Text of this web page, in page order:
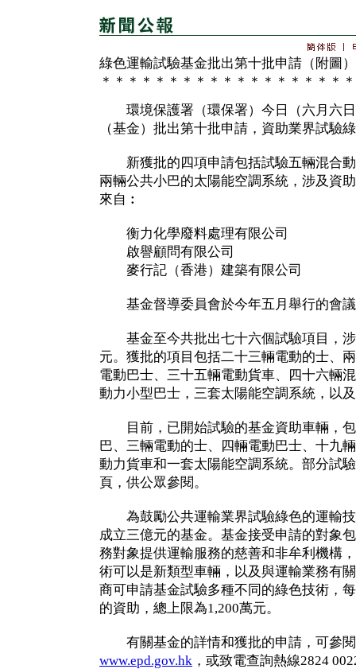
綠色運輸試驗基金批出第十批申請（附圖）
＊＊＊＊＊＊＊＊＊＊＊＊＊＊＊＊＊＊＊
環境保護署（環保署）今日（六月六日
（基金）批出第十批申請，資助業界試驗
新獲批的四項申請包括試驗五輛混合動
兩輛公共小巴的太陽能空調系統，涉及資
來自︰
衡力化學廢料處理有限公司
啟譽顧問有限公司
麥行記（香港）建築有限公司
基金督導委員會於今年五月舉行的會議
基金至今共批出七十六個試驗項目，涉
元。獲批的項目包括二十三輛電動的士、
電動巴士、三十五輛電動貨車、四十六輛
動力小型巴士，三套太陽能空調系統，以
目前，已開始試驗的基金資助車輛，包
巴、三輛電動的士、四輛電動巴士、十九
動力貨車和一套太陽能空調系統。部分試
頁，供公眾參閱。
為鼓勵公共運輸業界試驗綠色的運輸技
成立三億元的基金。基金接受申請的對象
務對象提供運輸服務的慈善和非牟利機構
術可以是新類型車輛，以及與運輸業務有
商可申請基金試驗多種不同的綠色技術，
的資助，總上限為1,200萬元。
有關基金的詳情和獲批的申請，可參閱
www.epd.gov.hk ，或致電查詢熱線2824